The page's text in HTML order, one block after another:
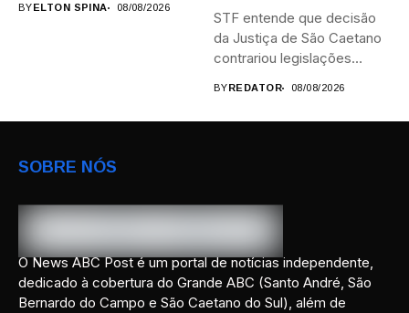
BY ELTON SPINA 08/08/2026
STF entende que decisão
da Justiça de São Caetano
contrariou legislações
BY REDATOR 08/08/2026
SOBRE NÓS
O News ABC Post é um portal de notícias independente,
dedicado à cobertura do Grande ABC (Santo André, São
Bernardo do Campo e São Caetano do Sul), além de